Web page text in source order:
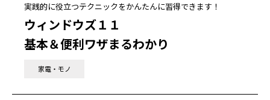
実践的に役立つテクニックをかんたんに習得できます！
ウィンドウズ１１
基本＆便利ワザまるわかり
家電・モノ